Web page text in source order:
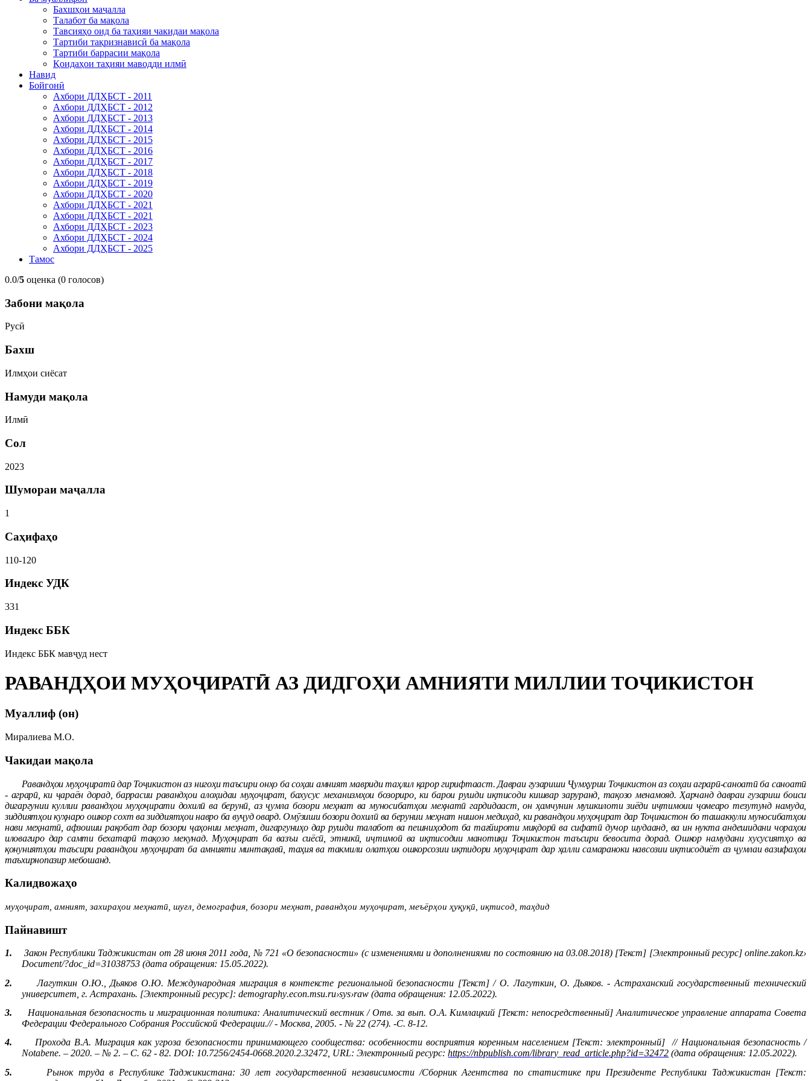
Бахшҳои маҷалла
Талабот ба мақола
Тавсияҳо оид ба таҳияи чакидаи мақола
Тартиби тақризнависӣ ба мақола
Тартиби баррасии мақола
Қоидаҳои таҳияи маводди илмӣ
Навид
Бойгонӣ
Ахбори ДДҲБСТ - 2011
Ахбори ДДҲБСТ - 2012
Ахбори ДДҲБСТ - 2013
Ахбори ДДҲБСТ - 2014
Ахбори ДДҲБСТ - 2015
Ахбори ДДҲБСТ - 2016
Ахбори ДДҲБСТ - 2017
Ахбори ДДҲБСТ - 2018
Ахбори ДДҲБСТ - 2019
Ахбори ДДҲБСТ - 2020
Ахбори ДДҲБСТ - 2021
Ахбори ДДҲБСТ - 2021
Ахбори ДДҲБСТ - 2023
Ахбори ДДҲБСТ - 2024
Ахбори ДДҲБСТ - 2025
Тамос
0.0/5 оценка (0 голосов)
Забони мақола
Русӣ
Бахш
Илмҳои сиёсат
Намуди мақола
Илмӣ
Сол
2023
Шумораи маҷалла
1
Саҳифаҳо
110-120
Индекс УДК
331
Индекс ББК
Индекс ББК мавҷуд нест
РАВАНДҲОИ МУҲОҶИРАТӢ АЗ ДИДГОҲИ АМНИЯТИ МИЛЛИИ ТОҶИКИСТОН
Муаллиф (он)
Миралиева М.О.
Чакидаи мақола
Равандҳои муҳоҷиратӣ дар Тоҷикистон аз нигоҳи таъсири онҳо ба соҳаи амният мавриди таҳлил қарор гирифтааст. Давраи гузариши Ҷумҳурии Тоҷикистон аз соҳаи аграрӣ-саноатӣ ба саноатӣ
- аграрӣ, ки ҷараён дорад, баррасии равандҳои алоҳидаи муҳоҷират, бахусус механизмҳои бозориро, ки барои рушди иқтисоди кишвар заруранд, тақозо менамояд. Ҳарчанд давраи гузариш боиси
дигаргунии куллии равандҳои муҳоҷирати дохилӣ ва берунӣ, аз ҷумла бозори меҳнат ва муносибатҳои меҳнатӣ гардидааст, он ҳамчунин мушкилоти зиёди иҷтимоии ҷомеаро тезутунд намуда,
зиддиятҳои куҳнаро ошкор сохт ва зиддиятҳои навро ба вуҷуд овард. Омӯзиши бозори дохилӣ ва берунии меҳнат нишон медиҳад, ки равандҳои муҳоҷират дар Тоҷикистон бо ташаккули муносибатҳои
нави меҳнатӣ, афзоиши рақобат дар бозори ҷаҳонии меҳнат, дигаргуниҳо дар рушди талабот ва пешниҳодот ба тағйироти миқдорӣ ва сифатӣ дучор шудаанд, ва ин нукта андешидани чораҳои
иловагиро дар самти бехатарӣ тақозо мекунад. Муҳоҷират ба вазъи сиёсӣ, этникӣ, иҷтимоӣ ва иқтисодии манотиқи Тоҷикистон таъсири бевосита дорад. Ошкор намудани хусусиятҳо ва
қонуниятҳои таъсири равандҳои муҳоҷират ба амнияти минтақавӣ, таҳия ва такмили олатҳои ошкорсозии иқтидори муҳоҷират дар ҳалли самараноки навсозии иқтисодиёт аз ҷумлаи вазифаҳои
таъхирнопазир мебошанд.
Калидвожаҳо
муҳоҷират, амният, захираҳои меҳнатӣ, шуғл, демография, бозори меҳнат, равандҳои муҳоҷират, меъёрҳои ҳуқуқӣ, иқтисод, таҳдид
Пайнавишт
1. Закон Республики Таджикистан от 28 июня 2011 года, № 721 «О безопасности» (с изменениями и дополнениями по состоянию на 03.08.2018) [Текст] [Электронный ресурс]online.zakon.kz›
Document/?doc id=31038753 (дата обращения: 15.05.2022).
2.
Лагуткин О.Ю., Дьяков О.Ю. Международная миграция в контексте региональной безопасности [Текст] / О. Лагуткин, О. Дьяков. - Астраханский государственный технический
университет, г. Астрахань. [Электронный ресурс]:demography.econ.msu.ru›sys›raw (дата обращения: 12.05.2022).
3.
Национальная безопасность и миграционная политика: Аналитический вестник / Отв. за вып. O.A. Кимлацкий [Текст: непосредственный] Аналитическое управление аппарата Совета
Федерации Федерального Собрания Российской Федерации.// - Москва, 2005. - № 22 (274). -С. 8-12.
4.
Прохода В.А. Миграция как угроза безопасности принимающего сообщества: особенности восприятия коренным населением [Текст: электронный]
// Национальная безопасность /
Notabene. – 2020. – № 2. – С. 62 - 82. DOI: 10.7256/2454-0668.2020.2.32472, URL: Электронный ресурс:https://nbpublish.com/library _read _article.php?id=32472 (дата обращения: 12.05.2022).
5.
Рынок труда в Республике Таджикистана: 30 лет государственной независимости /Сборник Агентства по статистике при Президенте Республики Таджикистан [Текст: